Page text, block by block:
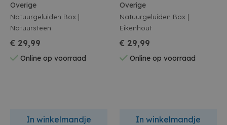
Overige
Natuurgeluiden Box |
Natuursteen
€ 29,99
Online op voorraad
In winkelmandje
Overige
Natuurgeluiden Box |
Eikenhout
€ 29,99
Online op voorraad
In winkelmandje